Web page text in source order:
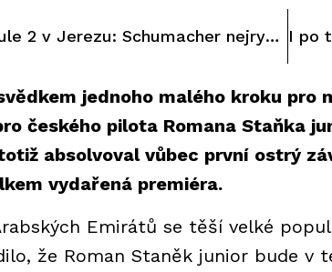
Test Formule 2 v Jerezu: Schumacher nejrychleší, jezdci stáje Charouz solidně
jednoho malého kroku pro
českého pilota Romana Staňka
absolvoval vůbec první ostrý
vydařená premiéra.
Emirátů se těší velké
že Roman Staněk junior bude v